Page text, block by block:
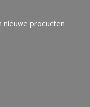
nieuwe producten